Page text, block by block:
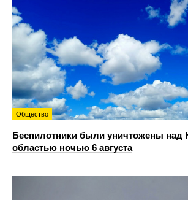
Общество
Беспилотники были уничтожены над
областью ночью 6 августа